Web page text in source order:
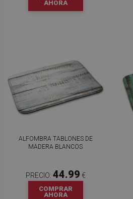
AHORA
ALFOMBRA TABLONES DE
MADERA BLANCOS
PRECIO: 44.99 €
COMPRAR
AHORA